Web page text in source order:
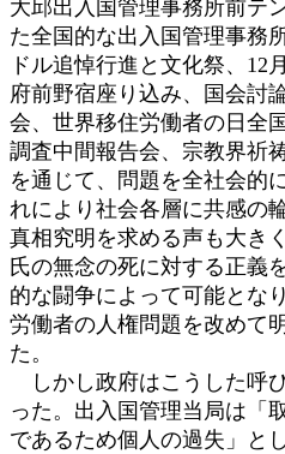
大邱出入国管理事務所前テ
た全国的な出入国管理事務
ドル追悼行進と文化祭、12
府前野宿座り込み、国会討
会、世界移住労働者の日全
調査中間報告会、宗教界祈
を通じて、問題を全社会的
れにより社会各層に共感の
真相究明を求める声も大き
氏の無念の死に対する正義
的な闘争によって可能とな
労働者の人権問題を改めて
た。
しかし政府はこうした呼
った。出入国管理当局は「
であるため個人の過失」と